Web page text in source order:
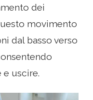
dei
movimento
dal basso verso
e uscire.